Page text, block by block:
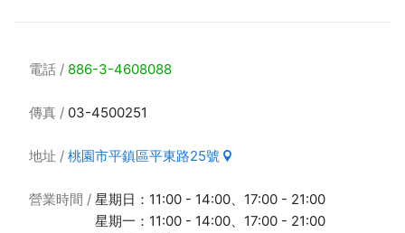
電話 886-3-4608088
傳真 03-4500251
地址 桃園市平鎮區平東路25號
營業時間
星期日：11:00 - 14:00、17:00 - 21:00
星期一：11:00 - 14:00、17:00 - 21:00